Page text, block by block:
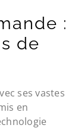
:
de
ses vastes
en